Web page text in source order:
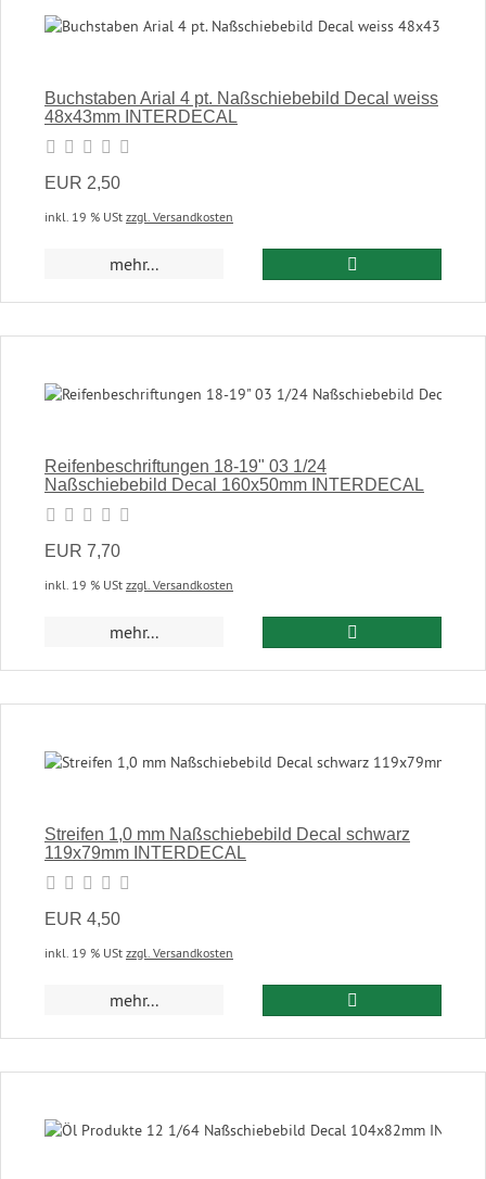
Buchstaben Arial 4 pt. Naßschiebebild Decal weiss
48x43mm INTERDECAL
EUR 2,50
inkl. 19 % USt zzgl. Versandkosten
mehr...
Reifenbeschriftungen 18-19" 03 1/24
Naßschiebebild Decal 160x50mm INTERDECAL
EUR 7,70
inkl. 19 % USt zzgl. Versandkosten
mehr...
Streifen 1,0 mm Naßschiebebild Decal schwarz
119x79mm INTERDECAL
EUR 4,50
inkl. 19 % USt zzgl. Versandkosten
mehr...